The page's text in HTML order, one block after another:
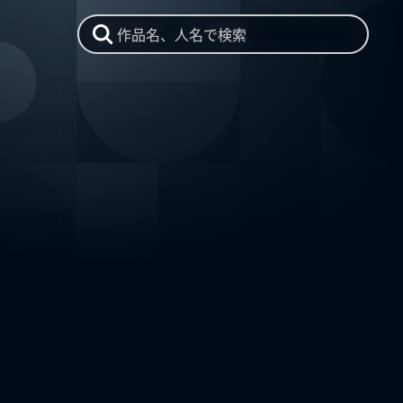
作品名、人名で検索